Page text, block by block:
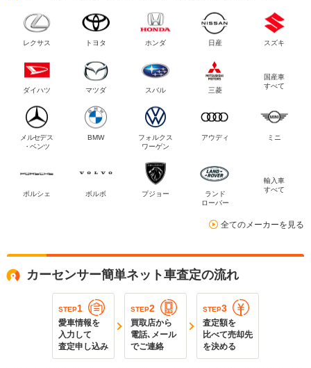
レクサス トヨタ ホンダ 日産 スズキ
ダイハツ マツダ スバル 三菱
国産車
すべて
メルセデス
・ベンツ
BMW
フォルクス
ワーゲン
アウディ ミニ
ポルシェ ボルボ プジョー
ランド
ローバー
輸入車
すべて
全てのメーカーを見る
カーセンサー簡単ネット車査定の流れ
STEP1
愛車情報を
入力して
査定申し込み
STEP2
買取店から
電話､メール
でご連絡
STEP3
査定額を
比べて売却先
を決める